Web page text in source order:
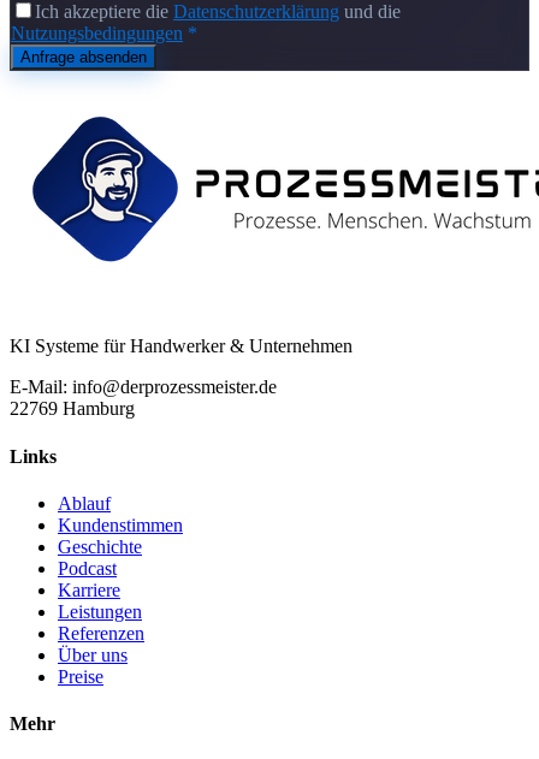
Ich akzeptiere die Datenschutzerklärung und die
Nutzungsbedingungen *
Anfrage absenden
KI Systeme für Handwerker & Unternehmen
E-Mail: info@derprozessmeister.de
22769 Hamburg
Links
Ablauf
Kundenstimmen
Geschichte
Podcast
Karriere
Leistungen
Referenzen
Über uns
Preise
Mehr